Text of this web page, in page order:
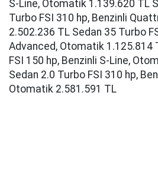
S-Line, Otomatik 1.139.620 TL
Turbo FSI 310 hp, Benzinli
2.502.236 TL Sedan 35 Turbo
Advanced, Otomatik 1.125.814
FSI 150 hp, Benzinli S-Line,
Sedan 2.0 Turbo FSI 310 hp,
Otomatik 2.581.591 TL